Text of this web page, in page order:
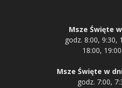
Msze Święte
godz. 8:00, 9:30,
18:00,
Msze Święte w
godz. 7:00,